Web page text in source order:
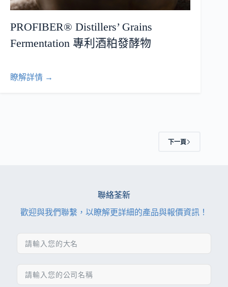
PROFIBER® Distillers’ Grains
Fermentation 專利酒粕發酵物
瞭解詳情 →
下一頁
聯絡荃新
歡迎與我們聯繫，以瞭解更詳細的產品與報價資訊！